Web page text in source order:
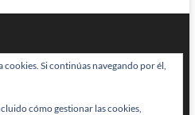
Theme Freesia|WordPress| © Todos
cookies. Si continúas navegando por él,
cómo gestionar las cookies,